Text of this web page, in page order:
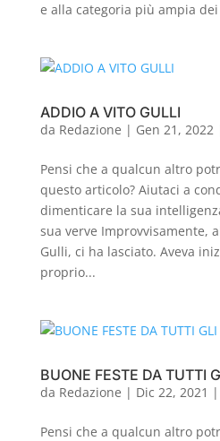
e alla categoria più ampia dei
ADDIO A VITO GULLI
da Redazione | Gen 21, 2022
Pensi che a qualcun altro
questo articolo? Aiutaci a
dimenticare la sua
sua verve Improvvisamente,
Gulli, ci ha lasciato. Aveva
proprio...
BUONE FESTE DA TUTTI
da Redazione | Dic 22, 2021 |
Pensi che a qualcun altro